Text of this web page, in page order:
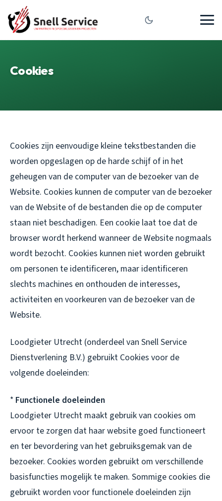
Cookies
Cookies zijn eenvoudige kleine tekstbestanden die
worden opgeslagen op de harde schijf of in het
geheugen van de computer van de bezoeker van de
Website. Cookies kunnen de computer van de bezoeker
van de Website of de bestanden die op de computer
staan niet beschadigen. Een cookie laat toe dat de
browser wordt herkend wanneer de Website nogmaals
wordt bezocht. Cookies kunnen niet worden gebruikt
om personen te identificeren, maar identificeren
slechts machines en onthouden de interesses,
activiteiten en voorkeuren van de bezoeker van de
Website.
Loodgieter Utrecht (onderdeel van Snell Service
Dienstverlening B.V.) gebruikt Cookies voor de
volgende doeleinden:
* Functionele doeleinden
Loodgieter Utrecht maakt gebruik van cookies om
ervoor te zorgen dat haar website goed functioneert
en ter bevordering van het gebruiksgemak van de
bezoeker. Cookies worden gebruikt om verschillende
basisfuncties mogelijk te maken. Sommige cookies die
gebruikt worden voor functionele doeleinden zijn